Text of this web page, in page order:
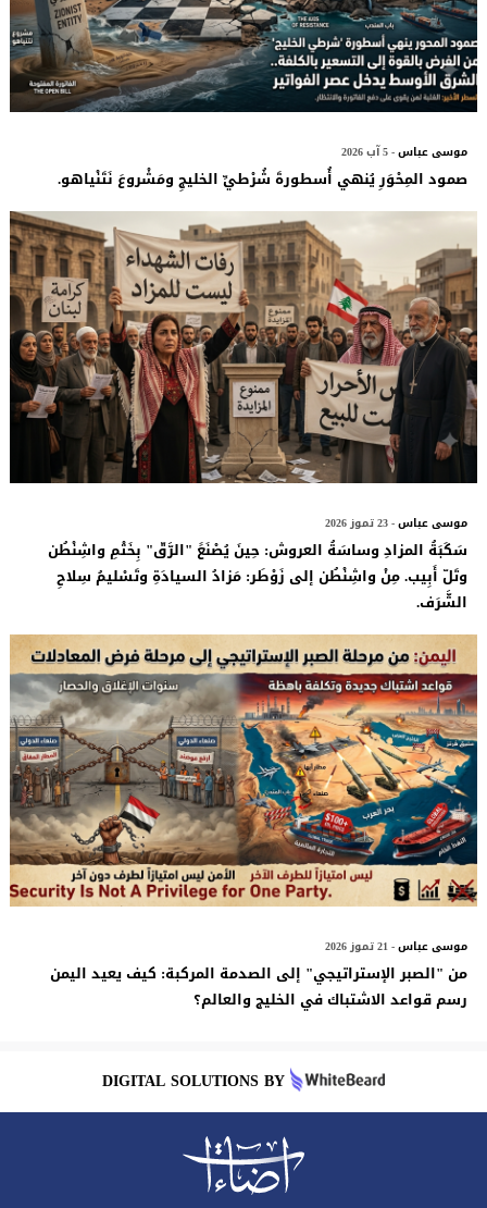
موسى عباس- 5 آب 2026
صمود المِحْوَرِ يُنهي أُسطورةَ شُرْطيِّ الخليجِ ومَشْروعَ نَتَنْياهو.
موسى عباس- 23 تموز 2026
سَكَبَةُ المزادِ وساسَةُ العروش: حِينَ يُصْنَعً "الرَّقّ" بِخَتْمِ واشِنْطُن
وتَلّ أَبِيب. مِنْ واشِنْطُن إلى زَوْطَر: مَزادُ السيادَةِ وتَسْليمُ سِلاحِ
الشَّرَف.
موسى عباس- 21 تموز 2026
من "الصبر الإستراتيجي" إلى الصدمة المركبة: كيف يعيد اليمن
رسم قواعد الاشتباك في الخليج والعالم؟
DIGITAL SOLUTIONS BY